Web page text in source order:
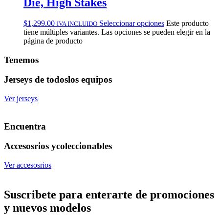
$1,299.00 IVA INCLUIDO Seleccionar opciones Este producto
tiene múltiples variantes. Las opciones se pueden elegir en la
página de producto
Tenemos
Jerseys de todoslos equipos
Ver jerseys
Encuentra
Accesosrios ycoleccionables
Ver accesosrios
Suscribete para enterarte de promociones
y nuevos modelos